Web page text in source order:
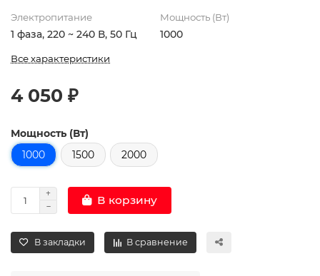
Электропитание
1 фаза, 220 ~ 240 В, 50 Гц
Мощность (Вт)
1000
Все характеристики
4 050 ₽
Мощность (Вт)
1000
1500 2000
В корзину
В закладки В сравнение